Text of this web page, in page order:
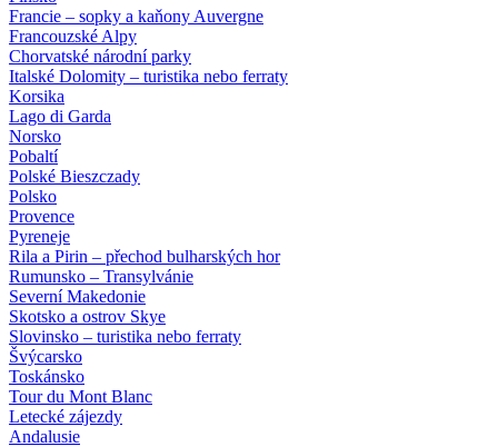
Francie – sopky a kaňony Auvergne
Francouzské Alpy
Chorvatské národní parky
Italské Dolomity – turistika nebo ferraty
Korsika
Lago di Garda
Norsko
Pobaltí
Polské Bieszczady
Polsko
Provence
Pyreneje
Rila a Pirin – přechod bulharských hor
Rumunsko – Transylvánie
Severní Makedonie
Skotsko a ostrov Skye
Slovinsko – turistika nebo ferraty
Švýcarsko
Toskánsko
Tour du Mont Blanc
Letecké zájezdy
Andalusie